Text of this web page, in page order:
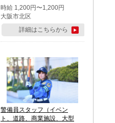
時給 1,200円〜1,200円
大阪市北区
詳細はこちらから
警備員スタッフ（イベン
ト、道路、商業施設、大型